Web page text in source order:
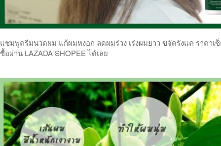
แชมพูครีมนวดผม แก้ผมหงอก ลดผมร่วง เร่งผมยาว ขจัดรังแค ราคาเ
ซื้อผ่าน LAZADA SHOPEE ได้เลย